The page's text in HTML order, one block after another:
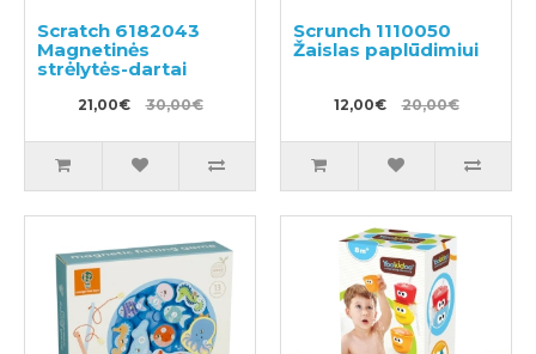
Scratch 6182043
Magnetinės
strėlytės-dartai
21,00€ 30,00€
Scrunch 1110050
Žaislas paplūdimiui
12,00€ 20,00€